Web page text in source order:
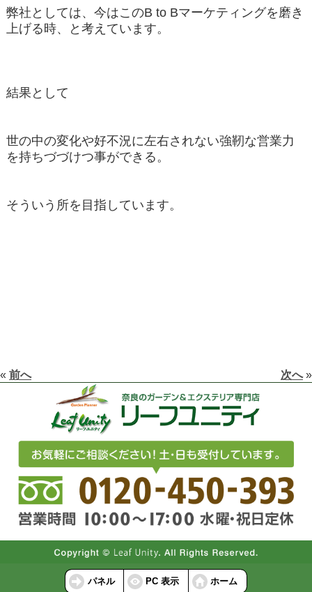
弊社としては、今はこのB to Bマーケティングを磨き
上げる時、と考えています。
結果として
世の中の変化や好不況に左右されない強靭な営業力
を持ちづづけつ事ができる。
そういう所を目指しています。
« 前へ 次へ»
パネル PC 表示 ホーム